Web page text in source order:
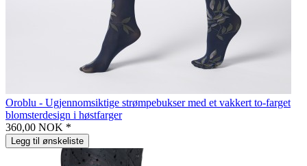
Oroblu - Ugjennomsiktige strømpebukser med et vakkert to-farget
blomsterdesign i høstfarger
360,00 NOK *
Legg til ønskeliste